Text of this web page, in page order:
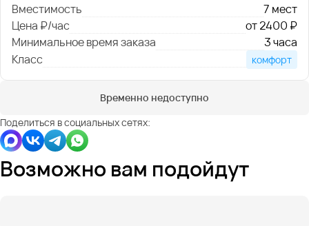
Вместимость
7 мест
Цена ₽/час
от 2400 ₽
Минимальное время заказа
3 часа
Класс
комфорт
Временно недоступно
Поделиться в социальных сетях:
Возможно вам подойдут